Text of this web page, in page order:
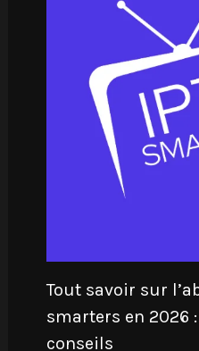
Tout savoir sur
smarters en 2026
conseils